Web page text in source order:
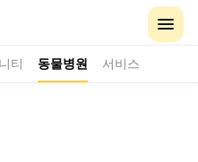
티 동물병원 서비스